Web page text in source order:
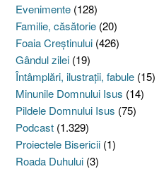
Evenimente (128)
Familie, căsătorie (20)
Foaia Creştinului (426)
Gândul zilei (19)
Întâmplări, ilustraţii, fabule (15)
Minunile Domnului Isus (14)
Pildele Domnului Isus (75)
Podcast (1.329)
Proiectele Bisericii (1)
Roada Duhului (3)